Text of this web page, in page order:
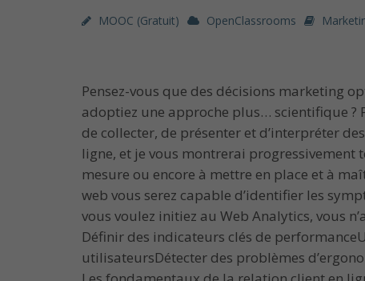
MOOC (gratuit) OpenClassrooms
Pensez-vous que des décisions marketing
adoptiez une approche plus… scientifique ?
de collecter, de présenter et d’interpréter
ligne, et je vous montrerai progressivement
mesure ou encore à mettre en place et à
web vous serez capable d’identifier les
vous voulez initiez au Web Analytics, vous
Définir des indicateurs clés de
utilisateursDétecter des problèmes